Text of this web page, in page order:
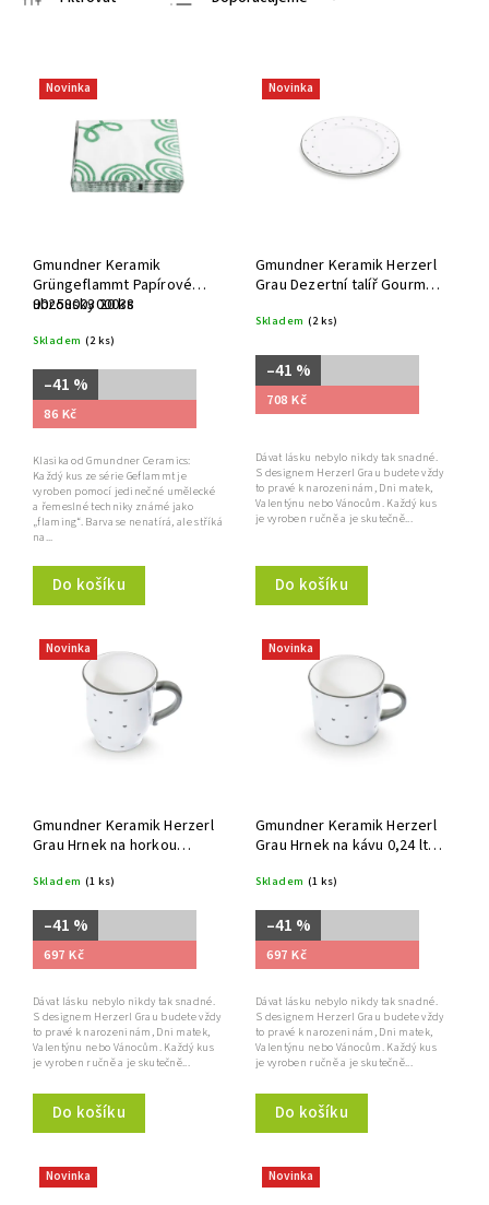
Nejprodávanější
Novinka
Gmundner Keramik
Grüngeflammt Papírové
ubrousky 20 ks
9025800300038
Skladem (2 ks)
–41 %
86 Kč
Do košíku
Klasika od Gmundner Ceramics:
Každý kus ze série Geflammt je
vyroben pomocí jedinečné umělecké
a řemeslné techniky známé jako
„flaming“. Barva se nenatírá, ale stříká
na...
Novinka
Gmundner Keramik Herzerl
Grau Dezertní talíř Gourmet
Skladem (2 ks)
–41 %
708 Kč
Do košíku
Dávat lásku nebylo nikdy tak snadné.
S designem Herzerl Grau budete vždy
to pravé k narozeninám, Dni matek,
Valentýnu nebo Vánocům. Každý kus
je vyroben ručně a je skutečně...
Novinka
Gmundner Keramik Herzerl
Grau Hrnek na horkou
Skladem (1 ks)
–41 %
697 Kč
Do košíku
Dávat lásku nebylo nikdy tak snadné.
S designem Herzerl Grau budete vždy
to pravé k narozeninám, Dni matek,
Valentýnu nebo Vánocům. Každý kus
je vyroben ručně a je skutečně...
Novinka
Gmundner Keramik Herzerl
Grau Hrnek na kávu 0,24 ltr.
Skladem (1 ks)
–41 %
697 Kč
Do košíku
Dávat lásku nebylo nikdy tak snadné.
S designem Herzerl Grau budete vždy
to pravé k narozeninám, Dni matek,
Valentýnu nebo Vánocům. Každý kus
je vyroben ručně a je skutečně...
Novinka Novinka